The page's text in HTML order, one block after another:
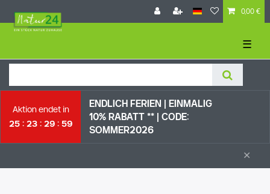
0,00 €
☰
Aktion endet in
25
23 29 58
ENDLICH FERIEN | EI NMALIG
10% RABATT ** | CODE:
SOMMER2026
×